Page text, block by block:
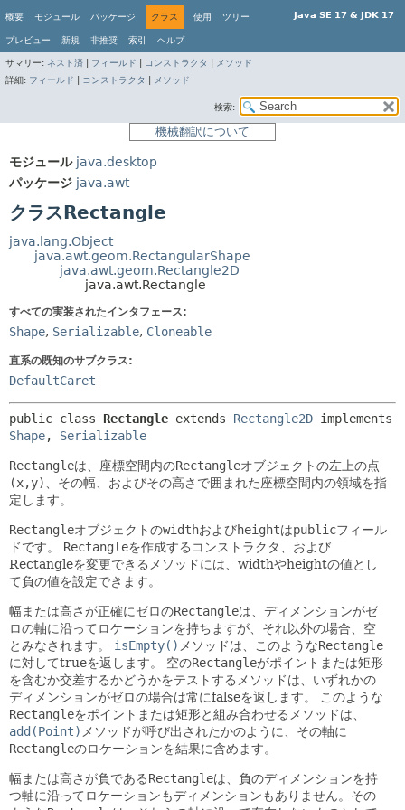
Java SE 17 & JDK 17
概要 モジュール パッケージ クラス 使用 ツリー
プレビュー 新規 非推奨 索引 ヘルプ
サマリー: ネスト済 フィールド コンストラクタ
メソッド
詳細: フィールド コンストラクタ メソッド
検索:
機械翻訳について
モジュール java.desktop
パッケージ java.awt
クラスRectangle
java.lang.Object
java.awt.geom.RectangularShape
java.awt.geom.Rectangle2D
java.awt.Rectangle
すべての実装されたインタフェース:
Shape, Serializable, Cloneable
直系の既知のサブクラス:
DefaultCaret
public class Rectangle extends Rectangle2D
Shape, Serializable
Rectangleは、座標空間内のRectangleオブジェクトの左上の点
(x,y)
、その幅、およびその高さで囲まれた座標空間内の領域を指
定します。
Rectangleオブジェクトのwidthおよびheightはpublicフィール
ドです。
Rectangleを作成するコンストラクタ、および
Rectangleを変更できるメソッドには、widthやheightの値とし
て負の値を設定できます。
幅または高さが正確にゼロのRectangleは、ディメンションがゼ
ロの軸に沿ってロケーションを持ちますが、それ以外の場合、空
とみなされます。
isEmpty() メソッドは、このようなRectangle
に対してtrueを返します。
空のRectangleがポイントまたは矩形
を含むか交差するかどうかをテストするメソッドは、いずれかの
ディメンションがゼロの場合は常にfalseを返します。
このような
Rectangleをポイントまたは矩形と組み合わせるメソッドは、
add(Point) メソッドが呼び出されたかのように、その軸に
Rectangleのロケーションを結果に含めます。
幅または高さが負であるRectangleは、負のディメンションを持
つ軸に沿ってロケーションもディメンションもありません。その